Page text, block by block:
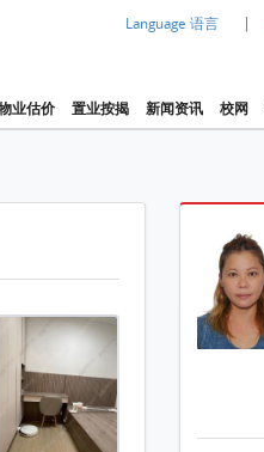
Language 语言 |
业估价 置业按揭 新闻资讯 校网